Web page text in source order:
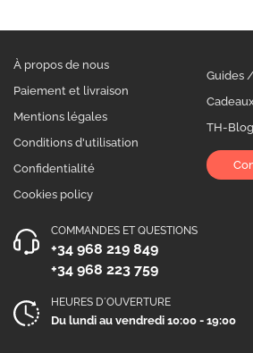
À propos de nous
Paiement et livraison
Mentions légales
Conditions d'utilisation
Confidentialité
Cookies policy
Guides
TH-Blog
COMMANDES ET QUESTIONS
+34 968 219 849
+34 968 223 759
HEURES D´OUVERTURE
Du lundi au vendredi 10:00 - 19:00